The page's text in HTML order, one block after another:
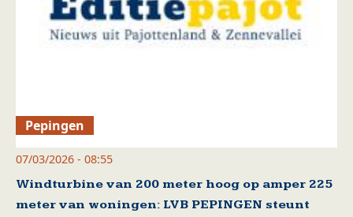
Pepingen
07/03/2026 - 08:55
Windturbine van 200 meter hoog op amper 225
meter van woningen: LVB PEPINGEN steunt